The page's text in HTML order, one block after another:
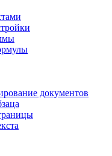
документов